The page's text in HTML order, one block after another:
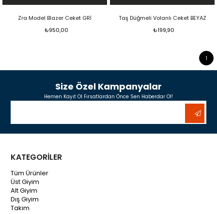
Zra Model Blazer Ceket GRİ
₺950,00
Taş Düğmeli Volanlı Ceket BEYAZ
₺199,90
1
Size Özel Kampanyalar
Hemen Kayıt Ol Fırsatlardan Önce Sen Haberdar Ol!
KATEGORİLER
Tüm Ürünler
Üst Giyim
Alt Giyim
Dış Giyim
Takım